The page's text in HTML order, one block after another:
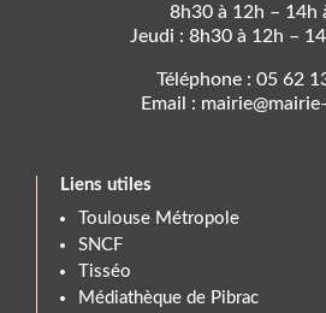
8h30 à 12h – 14h
Jeudi : 8h30 à 12h –
Téléphone : 05 62
Email :
Liens utiles
Toulouse Métropole
SNCF
Tisséo
Médiathèque de Pibrac